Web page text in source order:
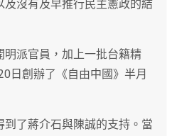
沒有及早推行民主憲政的結
派官員，加上一批台籍精
日創辦了《自由中國》半月
到了蔣介石與陳誠的支持。當